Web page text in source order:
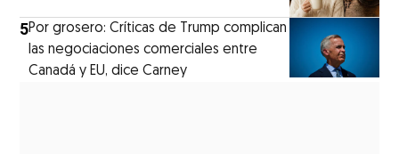
5Por grosero: Críticas de Trump complican
las negociaciones comerciales entre
Canadá y EU, dice Carney